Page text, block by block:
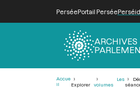
PerséePortail Persée
ARCHIVES
Accue
il
Explorer
Les
volumes